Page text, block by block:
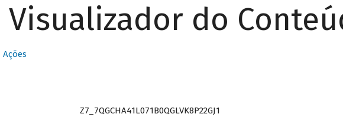
Visualizador do
Ações
Z7_7QGCHA41L071B0QGLVK8P22GJ1